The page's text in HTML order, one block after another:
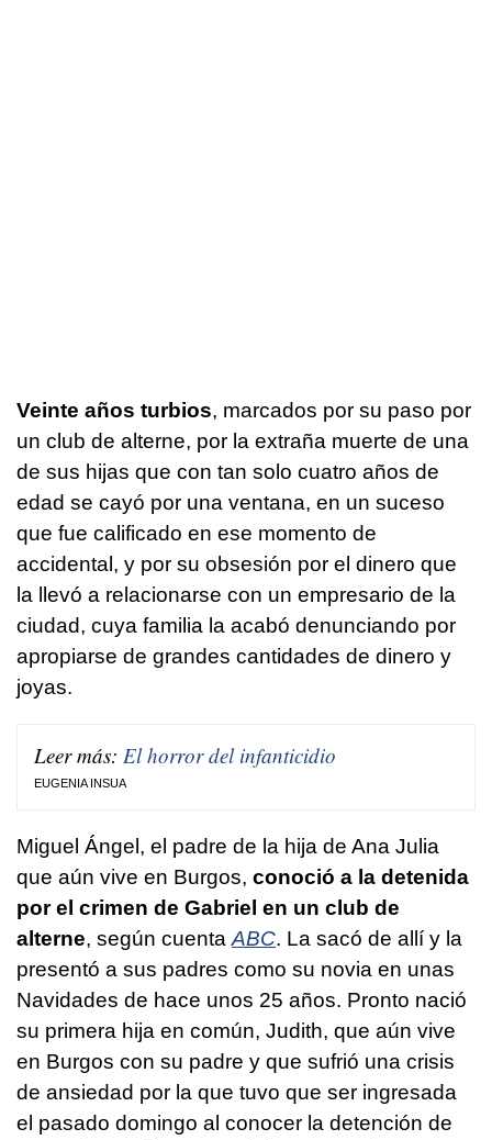
Veinte años turbios, marcados por su paso por
un club de alterne, por la extraña muerte de una
de sus hijas que con tan solo cuatro años de
edad se cayó por una ventana, en un suceso
que fue calificado en ese momento de
accidental, y por su obsesión por el dinero que
la llevó a relacionarse con un empresario de la
ciudad, cuya familia la acabó denunciando por
apropiarse de grandes cantidades de dinero y
joyas.
Leer más: El horror del infanticidio
EUGENIA INSUA
Miguel Ángel, el padre de la hija de Ana Julia
que aún vive en Burgos, conoció a la detenida
por el crimen de Gabriel en un club de
alterne, según cuenta ABC. La sacó de allí y la
presentó a sus padres como su novia en unas
Navidades de hace unos 25 años. Pronto nació
su primera hija en común, Judith, que aún vive
en Burgos con su padre y que sufrió una crisis
de ansiedad por la que tuvo que ser ingresada
el pasado domingo al conocer la detención de